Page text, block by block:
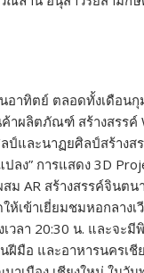
อาทิตย์ ตลอดทั้งเดือน
าผลิตภัณฑ์ สร้างสรรค์
ป์และนาฏยศิลป์สร้างส
ปลง” การแสดง 3D
ม AR สร้างสรรค์จินตน
ห้เข้าเยี่ยมชมหอกลางเ
เวลา 20:30 น. และจะ
ฝีมือ และอาหารนครเ